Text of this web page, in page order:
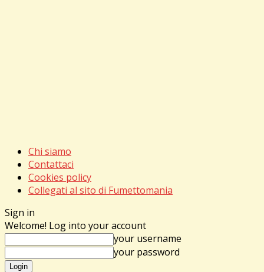
Chi siamo
Contattaci
Cookies policy
Collegati al sito di Fumettomania
Sign in
Welcome! Log into your account
your username
your password